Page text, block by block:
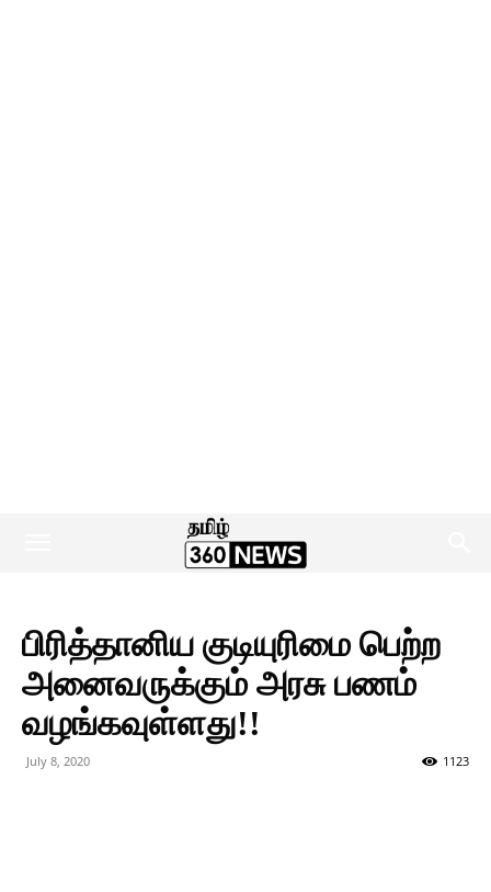
பிரித்தானிய குடியுரிமை பெற்ற
அனைவருக்கும் அரசு பணம்
வழங்கவுள்ளது!!
July 8, 2020 1123